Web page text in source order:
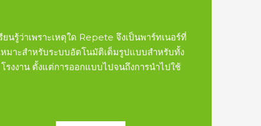
ยนรู้ว่าเพราะเหตุใด Repete จึงเป็นพาร์ทเนอร์ที่
หมาะสำหรับระบบอัตโนมัติเต็มรูปแบบสำหรับทั้ง
โรงงาน ตั้งแต่การออกแบบไปจนถึงการนำไปใช้